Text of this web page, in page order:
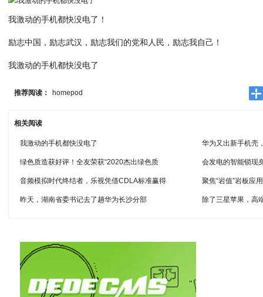
我激动的手机都快没电了！
励志中国，励志武汉，励志我们的党和人民，励志我自己！
我激动的手机都快没电了
推荐阅读： homepod
相关阅读
我激动的手机都快没电了 华为又出新手机壳
绿色质造获好评！全友荣获“2020杰出绿色质 会发电的智能锁现
音频模拟时代终结者，乐视凭借CDLA标准赢得 聚焦“岩值”岩板应
昨天，湖南省委书记去了趟华为长沙分部 除了三星苹果，高